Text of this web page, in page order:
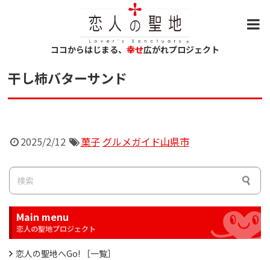
ココからはじまる、 幸せ広がれプロジェクト
干し柿バターサンド
2025/2/12 菓子 グルメガイド山県市
Main menu
恋人の聖地へGo! ［一覧］